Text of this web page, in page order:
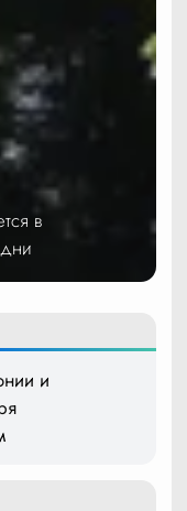
в
и